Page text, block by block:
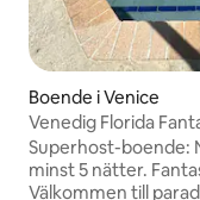
Boende i Venice
Venedig Florida
Superhost-boende:
minst 5 nätter.
Välkommen till